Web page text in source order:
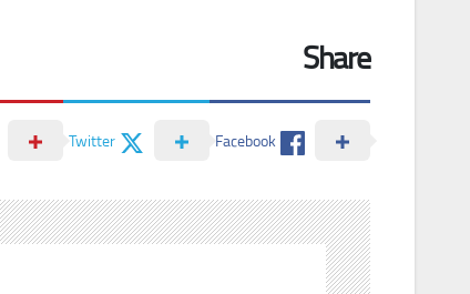
Share
Facebook
Twitter